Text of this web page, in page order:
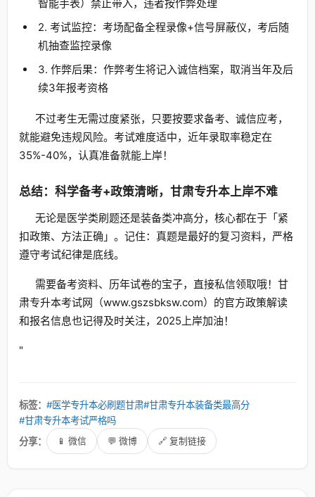
智能手表）禁止带入，违者按作弊处理
2. 考试监控：考场配备全程录像+信号屏蔽仪，考后随
机抽查监控录像
3. 作弊后果：作弊考生将记入诚信档案，取消当年及后
续3年报考资格
不过考生无需过度紧张，只要按要求备考、诚信应考，
就能避免违规风险。考试难度适中，近年录取率稳定在
35%-40%，认真准备就能上岸！
总结：科学备考+政策清晰，甘肃专升本上岸不难
无论是医学类刷题还是装备类冲高分，核心都在于「紧
扣政策、方法正确」。记住：真题是最好的复习资料，严格
遵守考试纪律是底线。
需要备考资料、历年试卷的宝子，直接私信领取哦！甘
肃专升本考试网（www.gszsbksw.com）的官方政策解读
和报名信息也记得及时关注，2025上岸加油！
"
标签： #医学专升本必刷题甘肃#甘肃专升本装备类最高分
#甘肃专升本考试严格吗
分享：
📱 微信 💬 微博 🔗 复制链接